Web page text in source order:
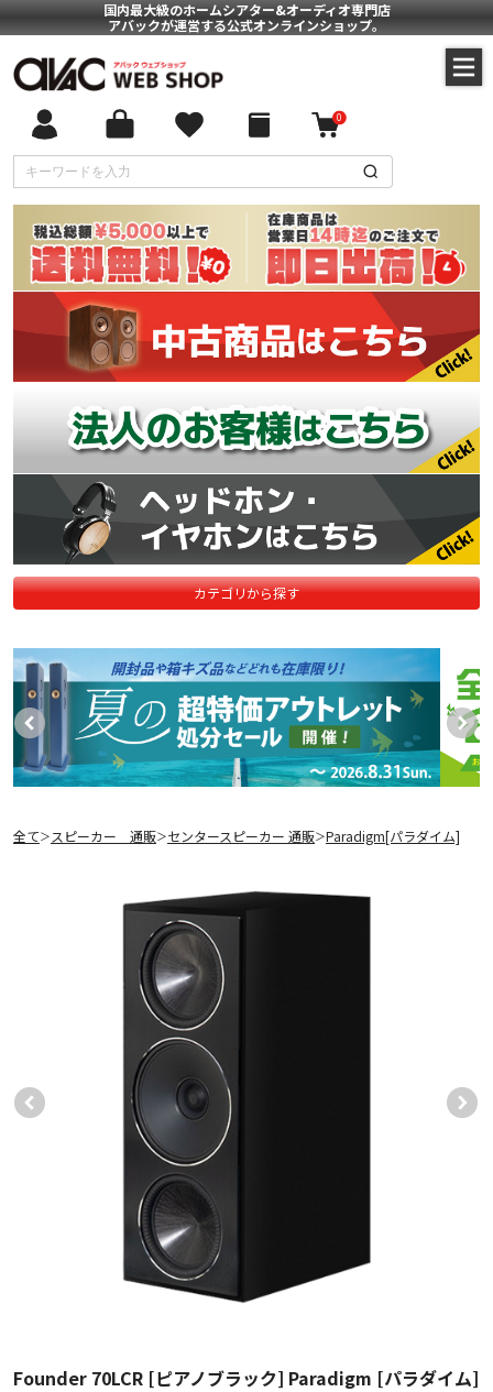
国内最大級のホームシアター&オーディオ専門店
アバックが運営する公式オンラインショップ。
0
カテゴリから探す
全て＞ スピーカー 通販＞センタースピーカー 通販＞Paradigm[パラダイム]
Founder 70LCR [ピアノブラック] Paradigm [パラダイム]